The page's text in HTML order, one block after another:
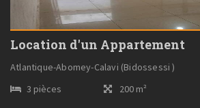
Location d'un Appartement
Atlantique-Abomey-Calavi (Bidossessi )
3 pièces
200 m²